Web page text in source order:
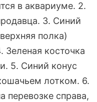
в аквариуме. 2.
3. Синий
полка)
косточка
5. Синий конус
лотком. 6.
перевозке справа,